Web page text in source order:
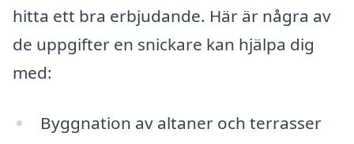
hitta ett bra erbjudande. Här är några av
de uppgifter en snickare kan hjälpa dig
med:
Byggnation av altaner och terrasser